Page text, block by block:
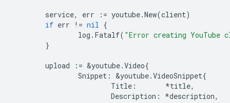
service, err := youtube.New(client)
if err != nil {
log . Fatalf( "Error creating YouTube
}
upload := &youtube.Video{
Snippet : &youtube.VideoSnippet{
Title : *title,
Description : *description,